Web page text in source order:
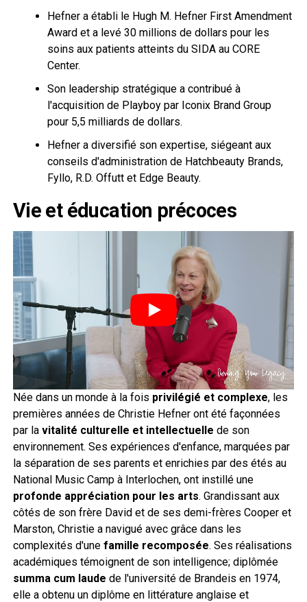
Hefner a établi le Hugh M. Hefner First Amendment
Award et a levé 30 millions de dollars pour les
soins aux patients atteints du SIDA au CORE
Center.
Son leadership stratégique a contribué à
l'acquisition de Playboy par Iconix Brand Group
pour 5,5 milliards de dollars.
Hefner a diversifié son expertise, siégeant aux
conseils d'administration de Hatchbeauty Brands,
Fyllo, R.D. Offutt et Edge Beauty.
Vie et éducation précoces
Née dans un monde à la fois privilégié et complexe, les
premières années de Christie Hefner ont été façonnées
par la vitalité culturelle et intellectuelle de son
environnement. Ses expériences d'enfance, marquées par
la séparation de ses parents et enrichies par des étés au
National Music Camp à Interlochen, ont instillé une
profonde appréciation pour les arts. Grandissant aux
côtés de son frère David et de ses demi-frères Cooper et
Marston, Christie a navigué avec grâce dans les
complexités d'une famille recomposée. Ses réalisations
académiques témoignent de son intelligence; diplômée
summa cum laude de l'université de Brandeis en 1974,
elle a obtenu un diplôme en littérature anglaise et